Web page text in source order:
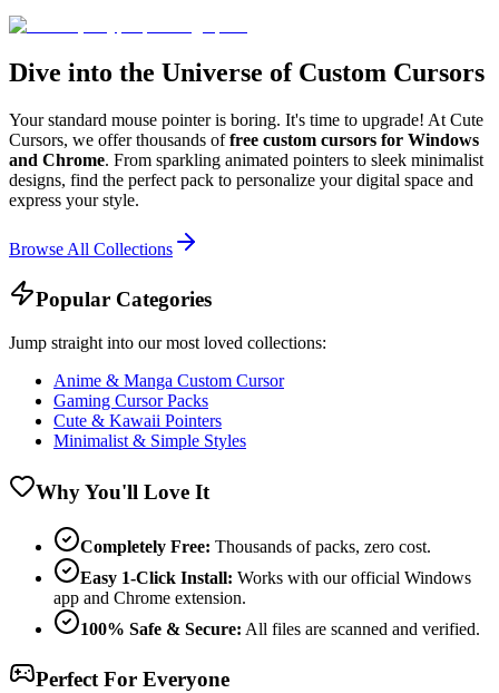
Dive into the Universe of Custom Cursors
Your standard mouse pointer is boring. It's time to upgrade! At Cute
Cursors, we offer thousands offree custom cursors for Windows
and Chrome. From sparkling animated pointers to sleek minimalist
designs, find the perfect pack to personalize your digital space and
express your style.
Browse All Collections
Popular Categories
Jump straight into our most loved collections:
Anime & Manga Custom Cursor
Gaming Cursor Packs
Cute & Kawaii Pointers
Minimalist & Simple Styles
Why You'll Love It
Completely Free: Thousands of packs, zero cost.
Easy 1-Click Install: Works with our official Windows
app and Chrome extension.
100% Safe & Secure: All files are scanned and verified.
Perfect For Everyone